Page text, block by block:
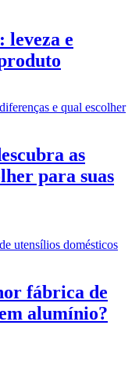
leveza e
as
para suas
fábrica de
alumínio?